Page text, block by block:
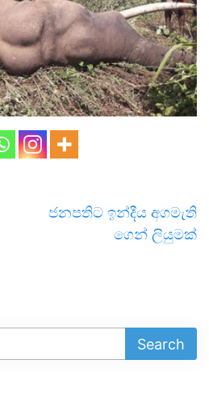
ජනපතිට ඉන්දීය අගමැති
ගෙන් ලියුමක්